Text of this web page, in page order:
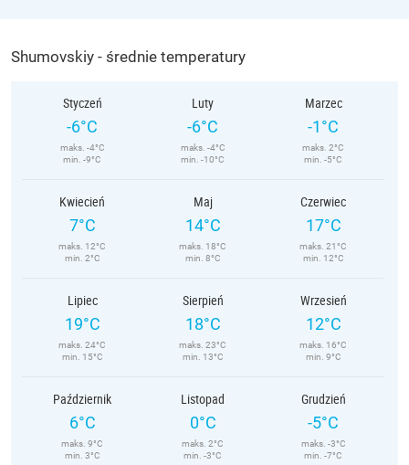
Shumovskiy - średnie temperatury
Styczeń
-6°C
maks. -4°C
min. -9°C
Luty
-6°C
maks. -4°C
min. -10°C
Marzec
-1°C
maks. 2°C
min. -5°C
Kwiecień
7°C
maks. 12°C
min. 2°C
Maj
14°C
maks. 18°C
min. 8°C
Czerwiec
17°C
maks. 21°C
min. 12°C
Lipiec
19°C
maks. 24°C
min. 15°C
Sierpień
18°C
maks. 23°C
min. 13°C
Wrzesień
12°C
maks. 16°C
min. 9°C
Październik
6°C
maks. 9°C
min. 3°C
Listopad
0°C
maks. 2°C
min. -3°C
Grudzień
-5°C
maks. -3°C
min. -7°C